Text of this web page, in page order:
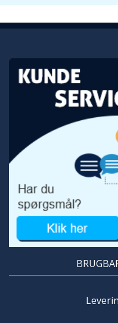
Først sagde jeg
massage. Da hun
meget overrasket
var. Det fik virkelig
så godt sex som vi
effekten af
havde vi sex hele
fantastisk. For
jeg altid Apcalis i